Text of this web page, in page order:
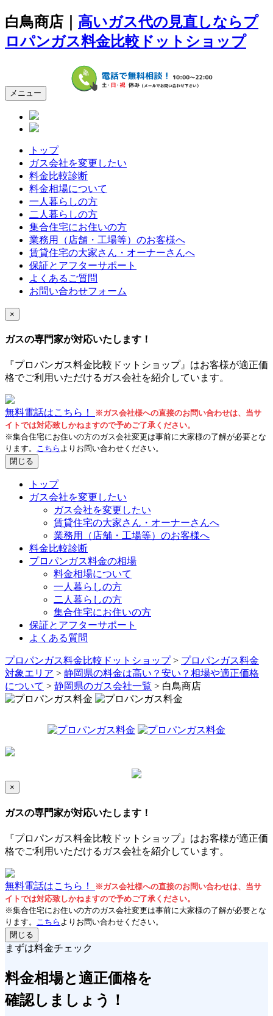
白鳥商店｜ 高いガス代の見直しならプ
ロパンガス料金比較ドットショップ
メニュー
トップ
ガス会社を変更したい
料金比較診断
料金相場について
一人暮らしの方
二人暮らしの方
集合住宅にお住いの方
業務用（店舗・工場等）のお客様へ
賃貸住宅の大家さん・オーナーさんへ
保証とアフターサポート
よくあるご質問
お問い合わせフォーム
×
ガスの専門家が対応いたします！
『プロパンガス料金比較ドットショップ』はお客様が適正価
格でご利用いただけるガス会社を紹介しています。
無料電話はこちら！
※ガス会社様への直接のお問い合わせは、当サ
イトでは対応致しかねますので予めご了承ください。
※集合住宅にお住いの方のガス会社変更は事前に大家様の了解が必要とな
ります。 こちら よりお問い合わせください。
閉じる
トップ
ガス会社を変更したい
ガス会社を変更したい
賃貸住宅の大家さん・オーナーさんへ
業務用（店舗・工場等）のお客様へ
料金比較診断
プロパンガス料金の相場
料金相場について
一人暮らしの方
二人暮らしの方
集合住宅にお住いの方
保証とアフターサポート
よくある質問
プロパンガス料金比較ドットショップ> プロパンガス料金
対象エリア > 静岡県の料金は高い？安い？相場や適正価格
について > 静岡県のガス会社一覧 > 白鳥商店
×
ガスの専門家が対応いたします！
『プロパンガス料金比較ドットショップ』はお客様が適正価
格でご利用いただけるガス会社を紹介しています。
無料電話はこちら！
※ガス会社様への直接のお問い合わせは、当サ
イトでは対応致しかねますので予めご了承ください。
※集合住宅にお住いの方のガス会社変更は事前に大家様の了解が必要とな
ります。
こちら よりお問い合わせください。
閉じる
まずは料金チェック
料金相場と適正価格を
確認しましょう！